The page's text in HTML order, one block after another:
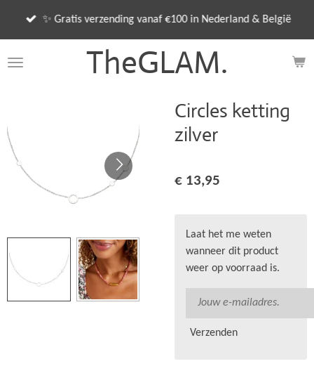
de
TheGLAM.
✨ Gratis verzending vanaf €100 in Nederland & België
Circles ketting
zilver
€ 13,95
Laat het me weten
wanneer dit product
weer op voorraad is.
Verzenden